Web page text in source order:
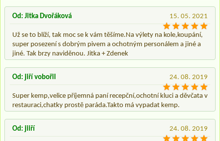
15. 05. 2021
Od: Jitka Dvořáková
Už se to blíží, tak moc se k vám těšíme.Na výlety na kole,koupání,
super posezení s dobrým pivem a ochotným personálem a jiné a
jiné. Tak brzy naviděnou. Jitka + Zdenek
24. 08. 2019
Od: jiří vobořil
Super kemp,velice příjemná paní recepční,ochotní kluci a děvčata v
restauraci,chatky prostě paráda.Takto má vypadat kemp.
24. 08. 2019
Od: jiiří